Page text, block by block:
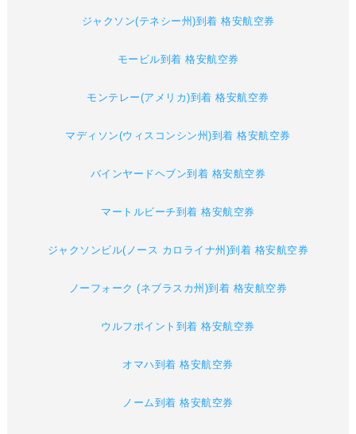
ジャクソン(テネシー州)到着 格安航空券
モービル到着 格安航空券
モンテレー(アメリカ)到着 格安航空券
マディソン(ウィスコンシン州)到着 格安航空券
バインヤードヘブン到着 格安航空券
マートルビーチ到着 格安航空券
ジャクソンビル(ノース カロライナ州)到着 格安航空券
ノーフォーク (ネブラスカ州)到着 格安航空券
ウルフポイント到着 格安航空券
オマハ到着 格安航空券
ノーム到着 格安航空券